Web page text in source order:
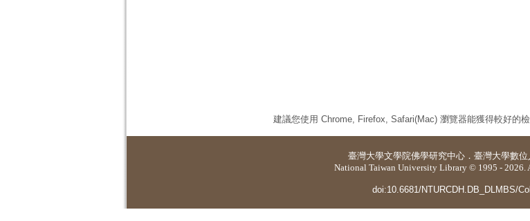
建議您使用 Chrome, Firefox, Safari(Mac) 瀏覽器能獲得較好的
臺灣大學文學院佛學研究中心 ． 臺灣大學數
National Taiwan University Library © 1995 - 2026.
doi:10.6681/NTURCDH.DB_DLMBS/